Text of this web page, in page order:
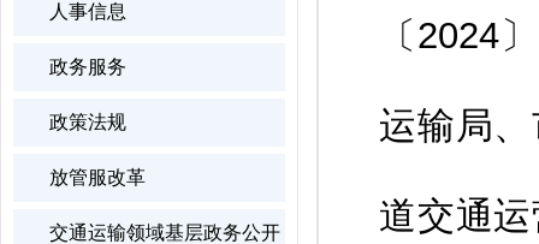
人事信息
政务服务
政策法规
放管服改革
交通运输领域基层政务公开
〔2024
运输局
道交通